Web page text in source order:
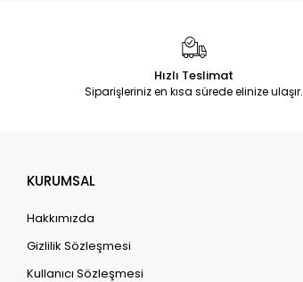
Hızlı Teslimat
Siparişleriniz en kısa sürede elinize ulaşır.
KURUMSAL
Hakkımızda
Gizlilik Sözleşmesi
Kullanıcı Sözleşmesi